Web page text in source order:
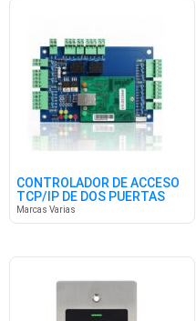
CONTROLADOR DE ACCESO
TCP/IP DE DOS PUERTAS
Marcas Varias